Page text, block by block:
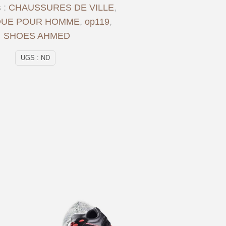
UGS : ND
: CHAUSSURES DE VILLE,
POUR HOMME, op119,
SHOES AHMED